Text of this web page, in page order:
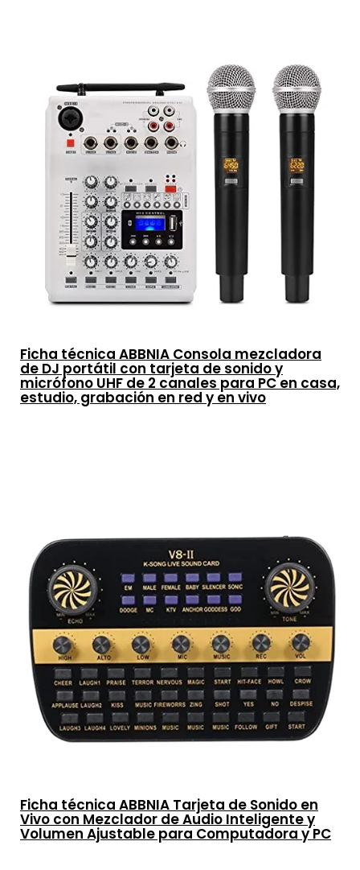
Ficha técnica ABBNIA Consola mezcladora
de DJ portátil con tarjeta de sonido y
micrófono UHF de 2 canales para PC en casa,
estudio, grabación en red y en vivo
Ficha técnica ABBNIA Tarjeta de Sonido en
Vivo con Mezclador de Audio Inteligente y
Volumen Ajustable para Computadora y PC